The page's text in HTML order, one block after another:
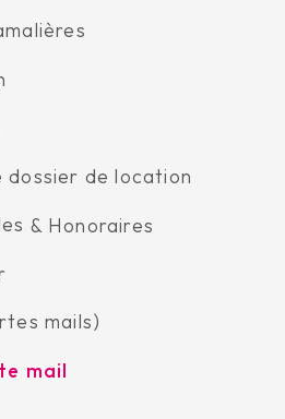
de location
& Honoraires
mails)
mail